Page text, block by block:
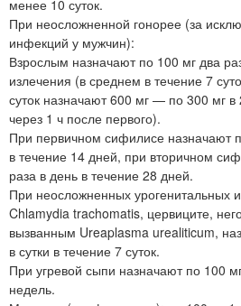
менее 10 суток.
При неосложненной гонорее (за
инфекций у мужчин):
Взрослым назначают по 100 мг два
излечения (в среднем в течение 7
суток назначают 600 мг — по 300 мг
через 1 ч после первого).
При первичном сифилисе назначают
в течение 14 дней, при вторичном
раза в день в течение 28 дней.
При неосложненных урогенитальных
Chlamydia trachomatis, цервиците,
вызванным Ureaplasma urealiticum,
в сутки в течение 7 суток.
При угревой сыпи назначают по 100
недель.